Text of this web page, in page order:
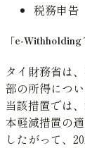
税務申告
「e-Withholding
タイ財務省は
部の所得につ
当該措置では
本軽減措置の
したがって、